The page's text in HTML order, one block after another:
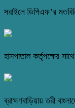
সরাইলে ডিপিএফ’র
হাসপাতাল কর্তৃপক্ষের
ব্রাহ্মণবাড়িয়ায় তরী